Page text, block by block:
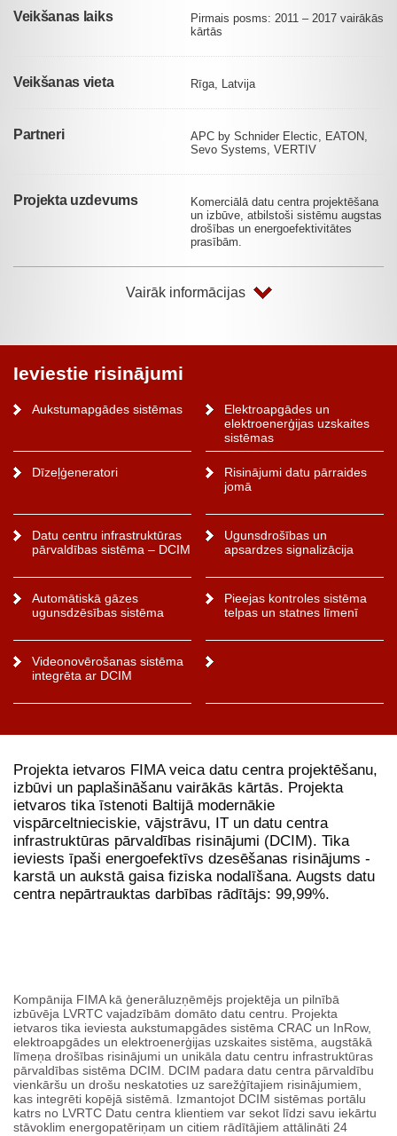
Veikšanas laiks
Pirmais posms: 2011 – 2017 vairākās
kārtās
Veikšanas vieta Rīga, Latvija
Partneri
APC by Schnider Electic, EATON,
Sevo Systems, VERTIV
Projekta uzdevums
Komerciālā datu centra projektēšana
un izbūve, atbilstoši sistēmu augstas
drošības un energoefektivitātes
prasībām.
Vairāk informācijas
Ieviestie risinājumi
Aukstumapgādes sistēmas
Elektroapgādes un
elektroenerģijas uzskaites
sistēmas
Dīzeļģeneratori
Risinājumi datu pārraides
jomā
Datu centru infrastruktūras
pārvaldības sistēma – DCIM
Ugunsdrošības un
apsardzes signalizācija
Automātiskā gāzes
ugunsdzēsības sistēma
Pieejas kontroles sistēma
telpas un statnes līmenī
Videonovērošanas sistēma
integrēta ar DCIM
Projekta ietvaros FIMA veica datu centra projektēšanu,
izbūvi un paplašināšanu vairākās kārtās. Projekta
ietvaros tika īstenoti Baltijā modernākie
vispārceltnieciskie, vājstrāvu, IT un datu centra
infrastruktūras pārvaldības risinājumi (DCIM). Tika
ieviests īpaši energoefektīvs dzesēšanas risinājums -
karstā un aukstā gaisa fiziska nodalīšana. Augsts datu
centra nepārtrauktas darbības rādītājs: 99,99%.
Kompānija FIMA kā ģenerāluzņēmējs projektēja un pilnībā
izbūvēja LVRTC vajadzībām domāto datu centru. Projekta
ietvaros tika ieviesta aukstumapgādes sistēma CRAC un InRow,
elektroapgādes un elektroenerģijas uzskaites sistēma, augstākā
līmeņa drošības risinājumi un unikāla datu centru infrastruktūras
pārvaldības sistēma DCIM. DCIM padara datu centra pārvaldību
vienkāršu un drošu neskatoties uz sarežģītajiem risinājumiem,
kas integrēti kopējā sistēmā. Izmantojot DCIM sistēmas portālu
katrs no LVRTC Datu centra klientiem var sekot līdzi savu iekārtu
stāvoklim energopatēriņam un citiem rādītājiem attālināti 24